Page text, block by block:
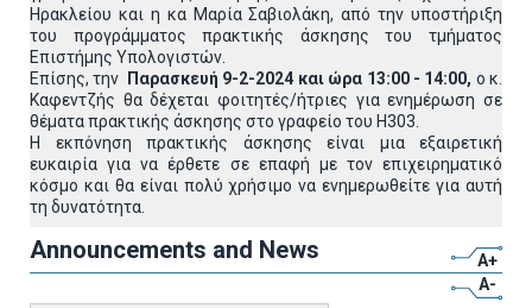
Ηρακλείου και η κα Μαρία Σαβιολάκη, από την υποστήριξη
του προγράμματος πρακτικής άσκησης του τμήματος
Επιστήμης Υπολογιστών.
Επίσης, την
Παρασκευή 9-2-2024 και ώρα 13:00 - 14:00, ο κ.
Καφεντζής θα δέχεται φοιτητές/ήτριες για ενημέρωση σε
θέματα πρακτικής άσκησης στο γραφείο του Η303.
Η εκπόνηση πρακτικής άσκησης είναι μια εξαιρετική
ευκαιρία για να έρθετε σε επαφή με τον επιχειρηματικό
κόσμο και θα είναι πολύ χρήσιμο να ενημερωθείτε για αυτή
τη δυνατότητα.
Announcements and News
A+
A-